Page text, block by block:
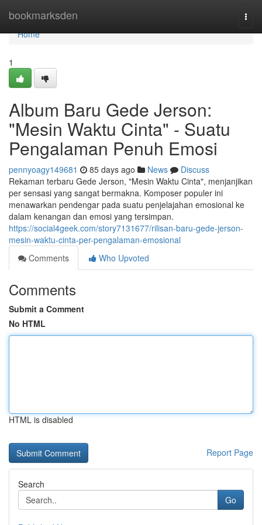
bookmarksden
Home
Home
1
Album Baru Gede Jerson:
"Mesin Waktu Cinta" - Suatu
Pengalaman Penuh Emosi
pennyoagy149681 85 days ago News
Discuss
Rekaman terbaru Gede Jerson, "Mesin Waktu Cinta", menjanjikan
per sensasi yang sangat bermakna. Komposer populer ini
menawarkan pendengar pada suatu penjelajahan emosional ke
dalam kenangan dan emosi yang tersimpan.
https://social4geek.com/story7131677/rilisan-baru-gede-jerson-
mesin-waktu-cinta-per-pengalaman-emosional
Comments
Who Upvoted
Comments
Submit a Comment
No HTML
HTML is disabled
Report Page
Search
Go